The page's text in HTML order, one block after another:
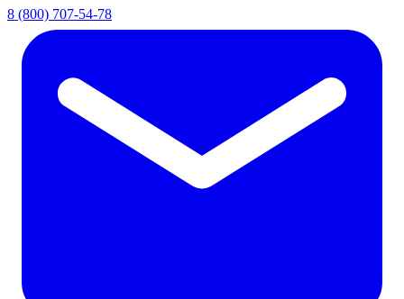
8 (800) 707-54-78